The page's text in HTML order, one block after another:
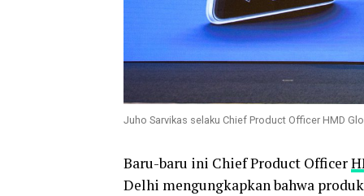
Juho Sarvikas selaku Chief Product Officer HMD
Baru-baru ini Chief Product Officer
Delhi mengungkapkan bahwa